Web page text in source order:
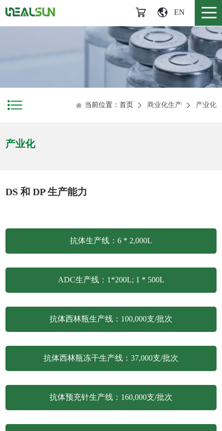
EN
当前位置：首页 商业化生产 产业化
产业化
DS 和 DP 生产能力
抗体生产线：6 * 2,000L
ADC生产线：1*200L; 1 * 500L
抗体西林瓶生产线：100,000支/批次
抗体西林瓶冻干生产线：37,000支/批次
抗体预充针生产线：160,000支/批次